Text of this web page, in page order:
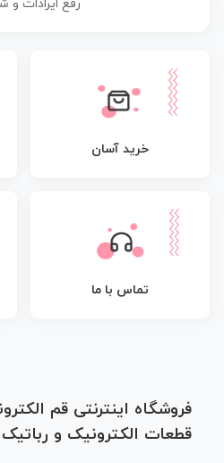
رفع ایرادات و
خرید آسان
تماس با ما
فروشگاه اینترنتی قم
قطعات الکترونیک و رباتیک